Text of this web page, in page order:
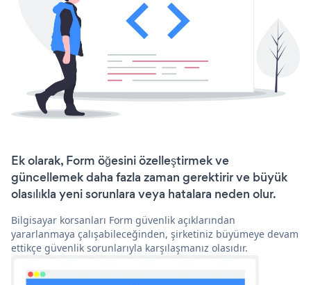
Ek olarak, Form öğesini özelleştirmek ve
güncellemek daha fazla zaman gerektirir ve büyük
olasılıkla yeni sorunlara veya hatalara neden olur.
Bilgisayar korsanları Form güvenlik açıklarından
yararlanmaya çalışabileceğinden, şirketiniz büyümeye devam
ettikçe güvenlik sorunlarıyla karşılaşmanız olasıdır.